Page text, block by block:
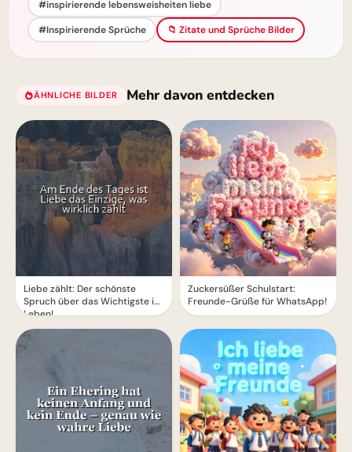
#inspirierende lebensweisheiten liebe
#Inspirierende Sprüche
📁 Zitate und Sprüche Bilder
ÄHNLICHE BILDER Mehr davon entdecken
Liebe zählt: Der schönste
Spruch über das Wichtigste im
Leben!
Zuckersüßer Schulstart:
Freunde-Grüße für WhatsApp!